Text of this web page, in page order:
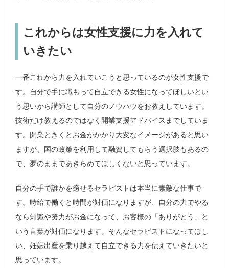
これからは女性支援に力を入れて
いきたい
一番これから力を入れていこうと思っているのが女性支援で
す。自分で手に職もって自立できる女性になってほしいとい
う思いから講師として自分のノウハウをお教えしています。
技術だけ教えるのではなく開業支援アドバイスまでしていま
す。開業ときくとお金がかかり大変なイメージがあると思い
ますが、国の政策を利用して融資してもらう選択肢もあるの
で、夢のままであきらめてほしくないと思っています。
自分の手で誰かを癒せるセラピストは本当に素敵な仕事で
す。時給で働くと時間が対価になりますが、自分の力でやる
なら知識や努力がお金になって、お客様の「ありがとう」と
いう言葉が対価になります。そんなセラピストになってほし
い、妊娠出産を乗り越えて自立できる力を伝えていきたいと
思っています。